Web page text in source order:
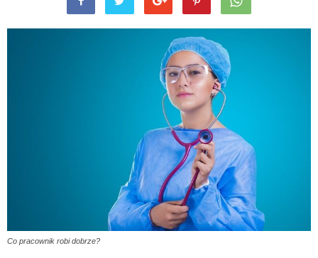
Co pracownik robi dobrze?